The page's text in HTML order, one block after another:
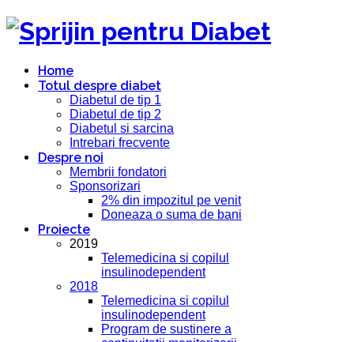
Home
Totul despre diabet
Diabetul de tip 1
Diabetul de tip 2
Diabetul si sarcina
Intrebari frecvente
Despre noi
Membrii fondatori
Sponsorizari
2% din impozitul pe venit
Doneaza o suma de bani
Proiecte
2019
Telemedicina si copilul
insulinodependent
2018
Telemedicina si copilul
insulinodependent
Program de sustinere a